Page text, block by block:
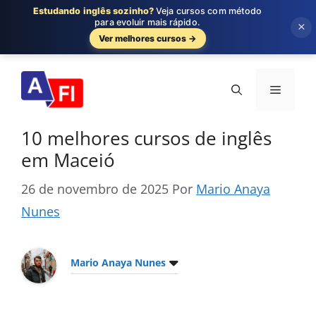
para
conteúdo
Menu
10 melhores cursos de inglês
em Maceió
26 de novembro de 2025 Por Mario Anaya
Nunes
Mario Anaya Nunes
Estudando inglês sozinho? Veja cursos com método
para evoluir mais rápido.
Ver melhores cursos →
×